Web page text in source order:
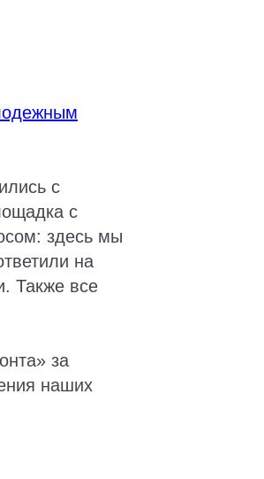
с
с
здесь мы
на
Также все
за
наших